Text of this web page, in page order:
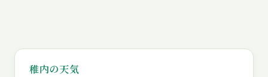
稚内の天気